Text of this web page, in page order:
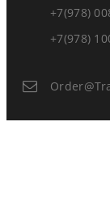
+7(978)
+7(978)